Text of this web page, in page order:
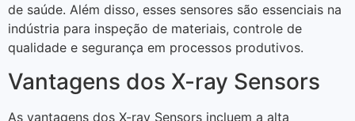
de saúde. Além disso, esses sensores são essenciais na
indústria para inspeção de materiais, controle de
qualidade e segurança em processos produtivos.
Vantagens dos X-ray Sensors
As vantagens dos X-ray Sensors incluem a alta